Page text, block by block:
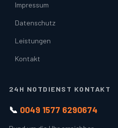
Impressum
Datenschutz
Leistungen
Kontakt
24H NOTDIENST KONTAKT
📞 0049 1577 6290674